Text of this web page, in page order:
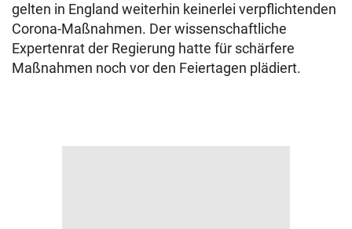
gelten in England weiterhin keinerlei verpflichtenden
Corona-Maßnahmen. Der wissenschaftliche
Expertenrat der Regierung hatte für schärfere
Maßnahmen noch vor den Feiertagen plädiert.